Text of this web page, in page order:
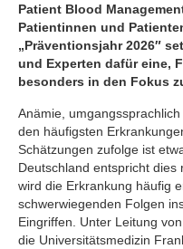
Patient Blood
Patientinnen und
„Präventionsjahr 2026″
und Experten dafür eine,
besonders in den Fokus
Anämie,
den häufigsten
Schätzungen zufolge ist
Deutschland entspricht
wird die Erkrankung häufig
schwerwiegenden Folgen
Eingriffen. Unter Leitung
die Universitätsmedizin